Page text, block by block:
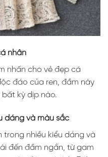
nhân
nhấn cho vẻ đẹp cá
đáo của ren, đầm này
kỳ dịp nào.
dáng và màu sắc
trong nhiều kiểu dáng và
đến đầm ngắn, từ gam